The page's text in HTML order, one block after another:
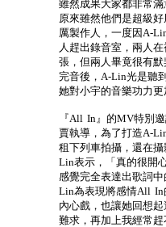
雖然成果大家都非常
原來雖然他們是超級
厲製作人，一度因A-
人趕出錄音室，兩人
張，但兩人畢竟很有
完音後，A-Lin光是聽
她對小宇的音樂功力
『All In』的MV特別
賈執導，為了打造A-
租下列車拍攝，還在
Lin表示，「真的很開
感覺完全表達出歌詞
Lin為表現將感情All In
內心戲，也讓她回想
難求，再加上我經常